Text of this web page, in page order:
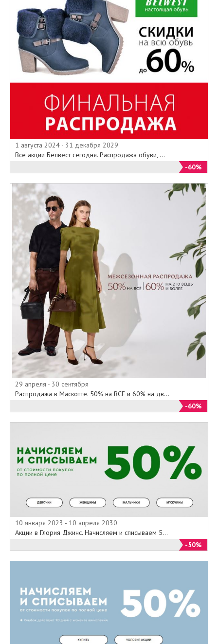
1 августа 2024 - 31 декабря 2029
Все акции Белвест сегодня. Распродажа обуви, ...
-60%
29 апреля - 30 сентября
Распродажа в Маскотте. 50% на ВСЕ и 60% на дв...
-60%
10 января 2023 - 10 апреля 2030
Акции в Глория Джинс. Начисляем и списываем 5...
-50%